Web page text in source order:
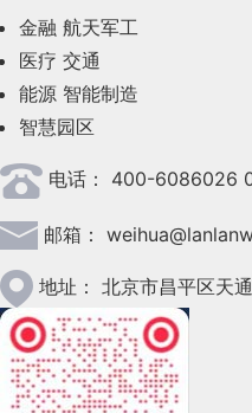
2023年6月(58)
2023年5月(28)
2023年4月(47)
2023年3月(37)
2023年2月(90)
2023年1月(78)
2022年12月(45)
2022年11月(69)
金融 航天军工
医疗 交通
能源 智能制造
智慧园区
电话： 400-6086026
邮箱：
地址： 北京市昌平区天